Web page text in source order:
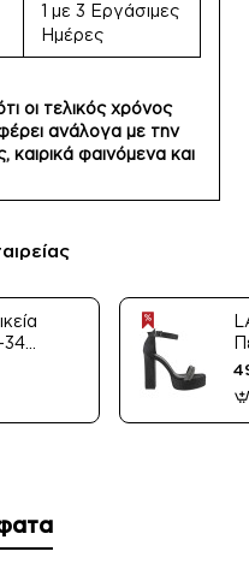
1 με 3 Εργάσιμες
Ημέρες
οι τελικός χρόνος
ανάλογα με την
καιρικά φαινόμενα και
34